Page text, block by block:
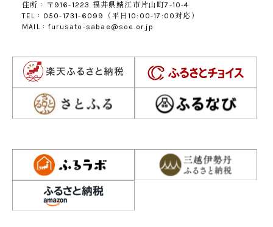
住所：〒916-1223 福井県鯖江市片山町7-10-4
TEL：050-1731-6099（平日10:00-17:00対応）
MAIL：furusato-sabae@soe.or.jp